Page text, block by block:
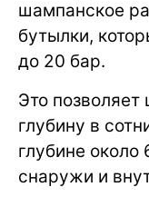
шампанское
бутылки,
до 20 бар.
Это
глубину в
глубине
снаружи и